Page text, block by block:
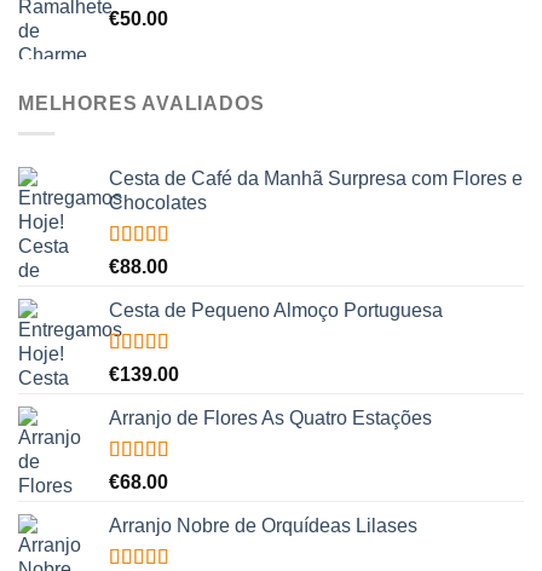
€50.00
MELHORES AVALIADOS
Cesta de Café da Manhã Surpresa com Flores e
Chocolates
Avaliação
€88.00
Cesta de Pequeno Almoço Portuguesa
Avaliação
€139.00
Arranjo de Flores As Quatro Estações
Avaliação
€68.00
Arranjo Nobre de Orquídeas Lilases